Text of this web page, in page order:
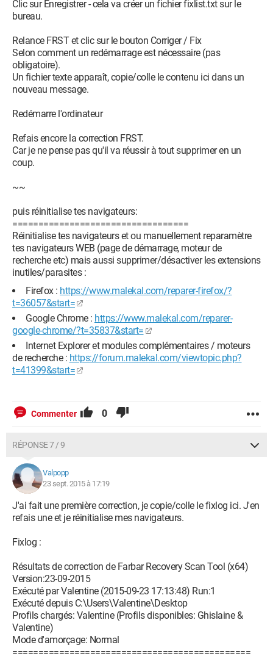
Clic sur Enregistrer - cela va créer un fichier fixlist.txt sur le
bureau.
Relance FRST et clic sur le bouton Corriger / Fix
Selon comment un redémarrage est nécessaire (pas
obligatoire).
Un fichier texte apparaît, copie/colle le contenu ici dans un
nouveau message.
Redémarre l'ordinateur
Refais encore la correction FRST.
Car je ne pense pas qu'il va réussir à tout supprimer en un
coup.
~~
puis réinitialise tes navigateurs:
==================================
Réinitialise tes navigateurs et ou manuellement reparamètre
tes navigateurs WEB (page de démarrage, moteur de
recherche etc) mais aussi supprimer/désactiver les extensions
inutiles/parasites :
Firefox : https://www.malekal.com/reparer-firefox/?
t=36057&start=
Google Chrome : https://www.malekal.com/reparer-
google-chrome/?t=35837&start=
Internet Explorer et modules complémentaires / moteurs
de recherche : https://forum.malekal.com/viewtopic.php?
t=41399&start=
Commenter 0
RÉPONSE 7 / 9
Valpopp
23 sept. 2015 à 17:19
J'ai fait une première correction, je copie/colle le fixlog ici. J'en
refais une et je réinitialise mes navigateurs.
Fixlog :
Résultats de correction de Farbar Recovery Scan Tool (x64)
Version:23-09-2015
Exécuté par Valentine (2015-09-23 17:13:48) Run:1
Exécuté depuis C:\Users\Valentine\Desktop
Profils chargés: Valentine (Profils disponibles: Ghislaine &
Valentine)
Mode d'amorçage: Normal
==============================================